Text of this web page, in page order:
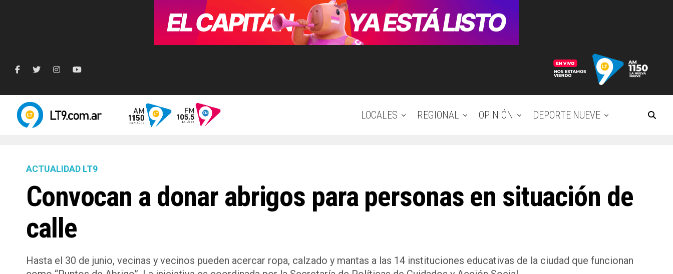
LOCALES REGIONAL OPINIÓN DEPORTE NUEVE
ACTUALIDAD LT9
Convocan a donar abrigos para personas en situación de
calle
Hasta el 30 de junio, vecinas y vecinos pueden acercar ropa, calzado y mantas a las 14 instituciones educativas de la ciudad que funcionan